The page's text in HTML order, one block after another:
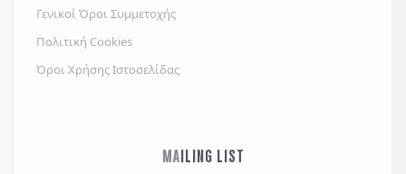
Γενικοί Όροι Συμμετοχής
Πολιτική Cookies
Όροι Χρήσης Ιστοσελίδας
MAILING LIST